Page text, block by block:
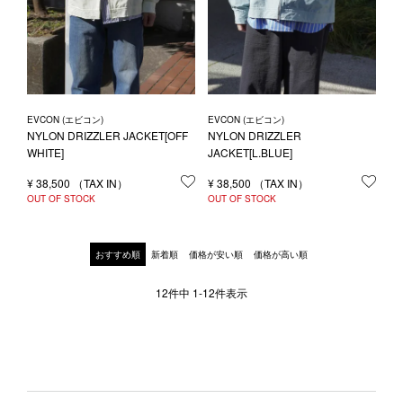
EVCON (エビコン)
NYLON DRIZZLER JACKET[OFF
WHITE]
¥38,500 お気に入りに登録する
OUT OF STOCK
EVCON (エビコン)
NYLON DRIZZLER
JACKET[L.BLUE]
¥38,500
OUT OF STOCK
おすすめ順 新着順 価格が安い順 価格が高い順
12件中 1-12件表示